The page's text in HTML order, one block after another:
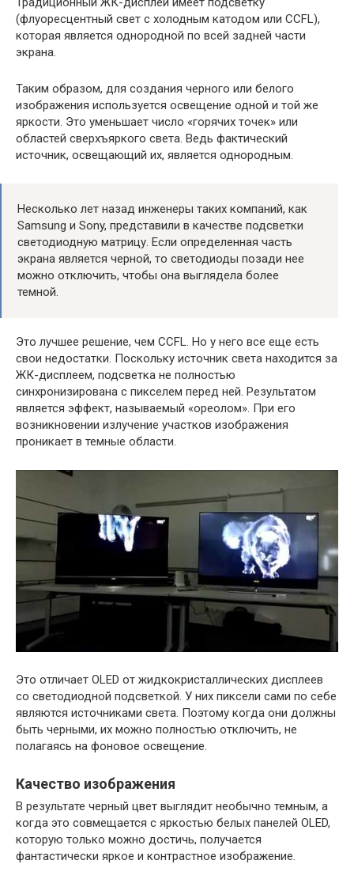
(флуоресцентный свет с холодным катодом или CCFL),
которая является однородной по всей задней части
экрана.
Таким образом, для создания черного или белого
изображения используется освещение одной и той же
яркости. Это уменьшает число «горячих точек» или
областей сверхъяркого света. Ведь фактический
источник, освещающий их, является однородным.
Несколько лет назад инженеры таких компаний, как
Samsung и Sony, представили в качестве подсветки
светодиодную матрицу. Если определенная часть
экрана является черной, то светодиоды позади нее
можно отключить, чтобы она выглядела более
темной.
Это лучшее решение, чем CCFL. Но у него все еще есть
свои недостатки. Поскольку источник света находится за
ЖК-дисплеем, подсветка не полностью
синхронизирована с пикселем перед ней. Результатом
является эффект, называемый «ореолом». При его
возникновении излучение участков изображения
проникает в темные области.
Это отличает OLED от жидкокристаллических дисплеев
со светодиодной подсветкой. У них пиксели сами по себе
являются источниками света. Поэтому когда они должны
быть черными, их можно полностью отключить, не
полагаясь на фоновое освещение.
Качество изображения
В результате черный цвет выглядит необычно темным, а
когда это совмещается с яркостью белых панелей OLED,
которую только можно достичь, получается
фантастически яркое и контрастное изображение.